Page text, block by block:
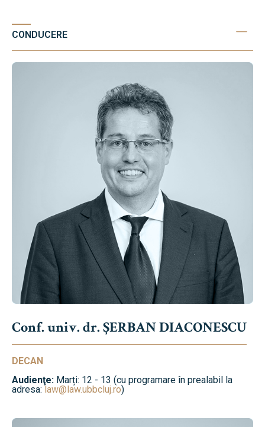
CONDUCERE
Conf. univ. dr. ȘERBAN DIACONESCU
DECAN
Audienţe: Marți: 12 - 13 (cu programare în prealabil la
adresa:law@law.ubbcluj.ro)